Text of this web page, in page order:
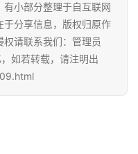
小部分整理于自互联网
于分享信息，版权归原作
请联系我们：管理员
如若转载，请注明出